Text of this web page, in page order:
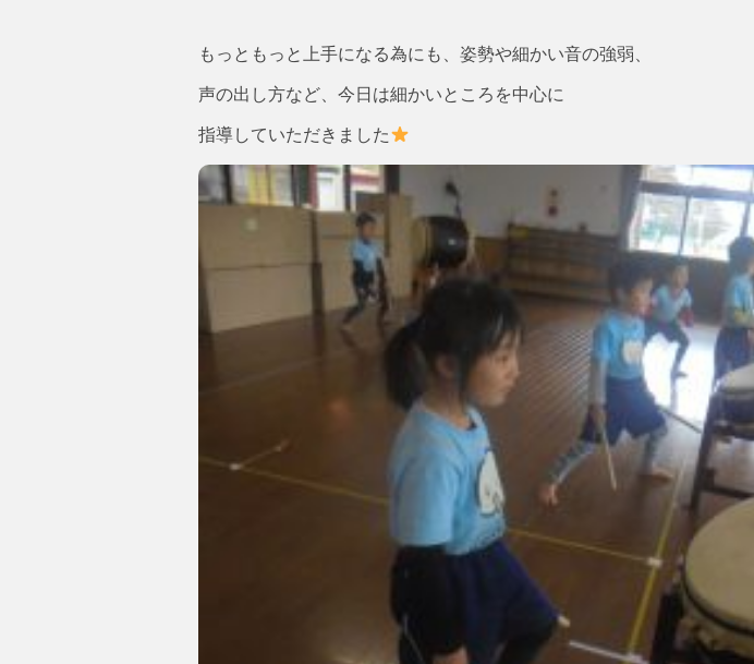
もっともっと上手になる為にも、姿勢や細かい音の強弱、
声の出し方など、今日は細かいところを中心に
指導していただきました